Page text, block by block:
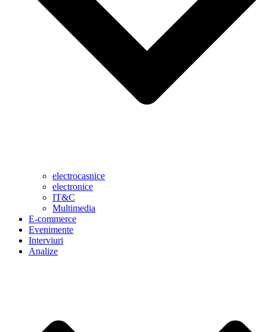
electrocasnice
electronice
IT&C
Multimedia
E-commerce
Evenimente
Interviuri
Analize